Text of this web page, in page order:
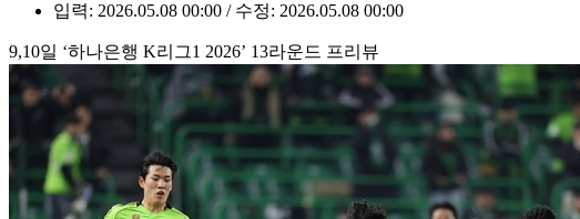
입력: 2026.05.08 00:00 / 수정: 2026.05.08 00:00
9,10일 ‘하나은행 K리그1 2026’ 13라운드 프리뷰